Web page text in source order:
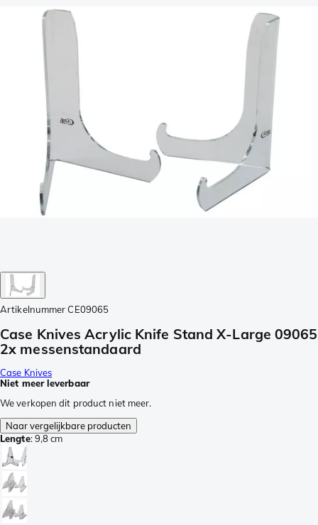
Artikelnummer CE09065
Case Knives Acrylic Knife Stand X-Large 09065
2x messenstandaard
Case Knives
Niet meer leverbaar
We verkopen dit product niet meer.
Naar vergelijkbare producten
Lengte:9,8 cm